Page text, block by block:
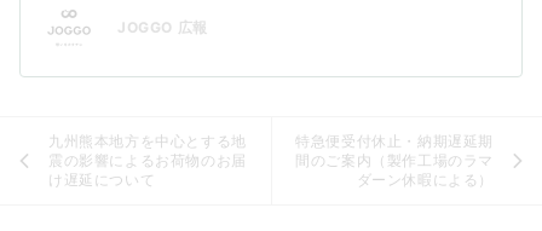
JOGGO 広報
九州熊本地方を中心とする地
震の影響によるお荷物のお届
け遅延について
特急便受付休止・納期遅延期
間のご案内（製作工場のラマ
ダーン休暇による）